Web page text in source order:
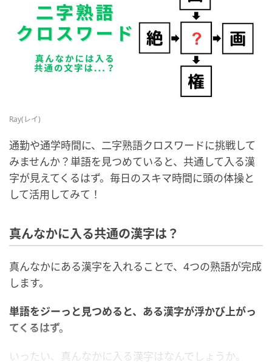
Ray(レイ)
通勤や通学時間に、二字熟語クロスワードに挑戦して
みませんか？単語を見つめていると、共通して入る漢
字が見えてくるはず。毎日のスキマ時間に頭の体操と
して活用してみて！
真んなかに入る共通の漢字は？
真んなかにある漢字を入れることで、4つの熟語が完成
します。
単語をジーっと見つめると、ある漢字が浮かび上がっ
てくるはず。
いったい、真んなかに入る漢字はなんでしょうか。